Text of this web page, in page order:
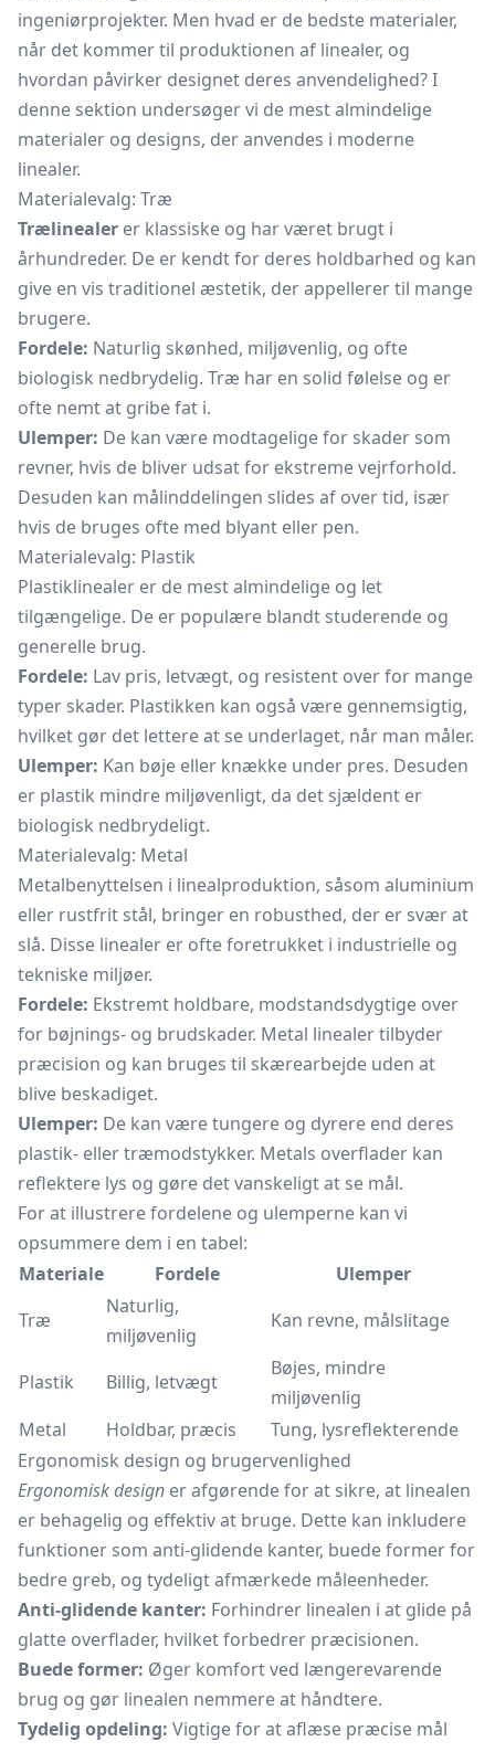
ingeniørprojekter. Men hvad er de bedste materialer,
når det kommer til produktionen af linealer, og
hvordan påvirker designet deres anvendelighed? I
denne sektion undersøger vi de mest almindelige
materialer og designs, der anvendes i moderne
linealer.
Materialevalg: Træ
Trælinealer er klassiske og har været brugt i
århundreder. De er kendt for deres holdbarhed og kan
give en vis traditionel æstetik, der appellerer til mange
brugere.
Fordele: Naturlig skønhed, miljøvenlig, og ofte
biologisk nedbrydelig. Træ har en solid følelse og er
ofte nemt at gribe fat i.
Ulemper: De kan være modtagelige for skader som
revner, hvis de bliver udsat for ekstreme vejrforhold.
Desuden kan målinddelingen slides af over tid, især
hvis de bruges ofte med blyant eller pen.
Materialevalg: Plastik
Plastiklinealer er de mest almindelige og let
tilgængelige. De er populære blandt studerende og
generelle brug.
Fordele: Lav pris, letvægt, og resistent over for mange
typer skader. Plastikken kan også være gennemsigtig,
hvilket gør det lettere at se underlaget, når man måler.
Ulemper: Kan bøje eller knække under pres. Desuden
er plastik mindre miljøvenligt, da det sjældent er
biologisk nedbrydeligt.
Materialevalg: Metal
Metalbenyttelsen i linealproduktion, såsom aluminium
eller rustfrit stål, bringer en robusthed, der er svær at
slå. Disse linealer er ofte foretrukket i industrielle og
tekniske miljøer.
Fordele: Ekstremt holdbare, modstandsdygtige over
for bøjnings- og brudskader. Metal linealer tilbyder
præcision og kan bruges til skærearbejde uden at
blive beskadiget.
Ulemper: De kan være tungere og dyrere end deres
plastik- eller træmodstykker. Metals overflader kan
reflektere lys og gøre det vanskeligt at se mål.
For at illustrere fordelene og ulemperne kan vi
opsummere dem i en tabel:
Materiale
Fordele
Ulemper
Træ
Naturlig,
miljøvenlig
Kan revne, målslitage
Plastik Billig, letvægt
Bøjes, mindre
miljøvenlig
Metal
Holdbar, præcis
Tung, lysreflekterende
Ergonomisk design og brugervenlighed
Ergonomisk design er afgørende for at sikre, at linealen
er behagelig og effektiv at bruge. Dette kan inkludere
funktioner som anti-glidende kanter, buede former for
bedre greb, og tydeligt afmærkede måleenheder.
Anti-glidende kanter: Forhindrer linealen i at glide på
glatte overflader, hvilket forbedrer præcisionen.
Buede former: Øger komfort ved længerevarende
brug og gør linealen nemmere at håndtere.
Tydelig opdeling: Vigtige for at aflæse præcise mål